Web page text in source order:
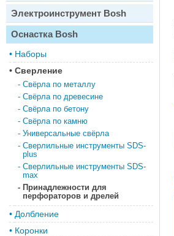
Электроинструмент Bosh
Оснастка Bosh
• Наборы
• Сверление
- Свёрла по металлу
- Свёрла по древесине
- Свёрла по бетону
- Свёрла по камню
- Универсальные свёрла
- Сверлильные инструменты SDS-
plus
- Сверлильные инструменты SDS-
max
- Принадлежности для
перфораторов и дрелей
• Долбление
• Коронки